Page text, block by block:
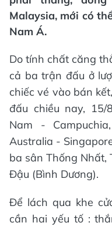
Malaysia, mới có
Nam Á.
Do tính chất căng
cả ba trận đấu ở
chiếc vé vào bán
đấu chiều nay,
Nam -
Australia -
ba sân Thống Nhất,
Đậu (Bình Dương).
Để lách qua khe
cần hai yếu tố :